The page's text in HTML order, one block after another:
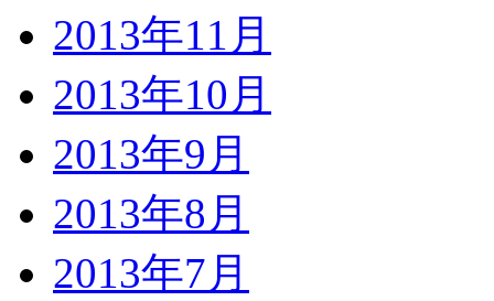
2013年11月
2013年10月
2013年9月
2013年8月
2013年7月